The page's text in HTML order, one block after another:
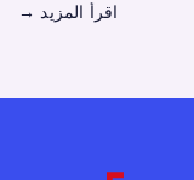
اقرأ المزيد →